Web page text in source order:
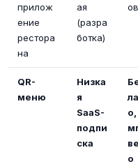
прилож
ение
рестора
на
ая
(разра
ботка)
ов
QR-
меню
Низка
я
SaaS-
подпи
ска
о,
о